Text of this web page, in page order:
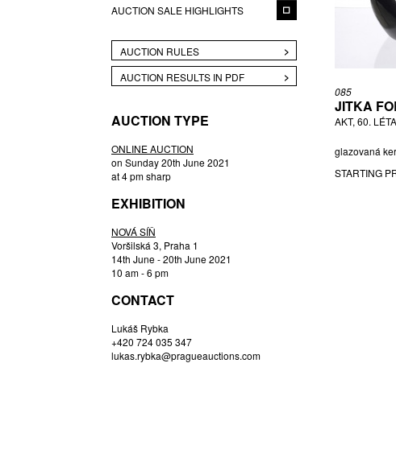
HACKLOVÁ ELIŠKA
HANDL MILAN
HLAVA PAVEL
HOSPODKA JOSEF
JEŽEK JAROSLAV
1978),
JOSEF CVRČEK (1943) MILOSLAV
KLINGER (1922 - 1999),
JURNIKL RUDOLF
KLINGER, PŘIPSÁNO MILOSLAV
KOUDELKA FRANTIŠEK
LIBENSKÝ, PŘIPSÁNO STANISLAV
MACHOVSKÁ HANA
MOSER LEO
NEZAŘAZEN AUTOR
OLIVA LADISLAV
AUCTION SALE HIGHLIGHTS
AUCTION RULES
AUCTION RESULTS IN PDF
AUCTION TYPE
ONLINE AUCTION
on Sunday 20th June 2021
at 4 pm sharp
EXHIBITION
NOVÁ SÍŇ
Voršilská 3, Praha 1
14th June - 20th June 2021
10 am - 6 pm
CONTACT
Lukáš Rybka
+420 724 035 347
lukas.rybka@pragueauctions.com
085
JITKA
AKT, 60. LÉTA
glazovaná
STARTING